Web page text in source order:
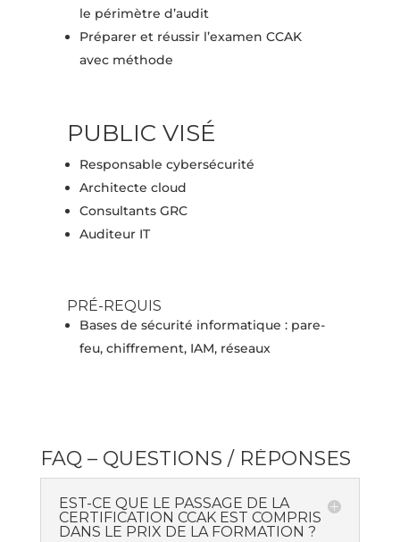
le périmètre d’audit
Préparer et réussir l’examen CCAK
avec méthode
PUBLIC VISÉ
Responsable cybersécurité
Architecte cloud
Consultants GRC
Auditeur IT
PRÉ-REQUIS
Bases de sécurité informatique : pare-
feu, chiffrement, IAM, réseaux
FAQ – QUESTIONS / RÉPONSES
EST-CE QUE LE PASSAGE DE LA
CERTIFICATION CCAK EST COMPRIS
DANS LE PRIX DE LA FORMATION ?